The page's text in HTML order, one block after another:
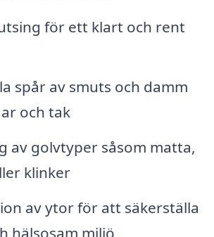
för ett klart och rent
spår av smuts och damm
och tak
av golvtyper såsom matta,
klinker
av ytor för att säkerställa
hälsosam miljö